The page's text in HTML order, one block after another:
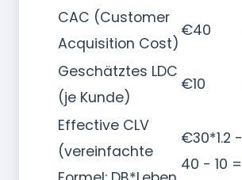
CAC (Customer
Acquisition Cost)
€40
Geschätztes LDC
(je Kunde)
€10
Effective CLV
(vereinfachte
€30*1.2 -
40 - 10 =